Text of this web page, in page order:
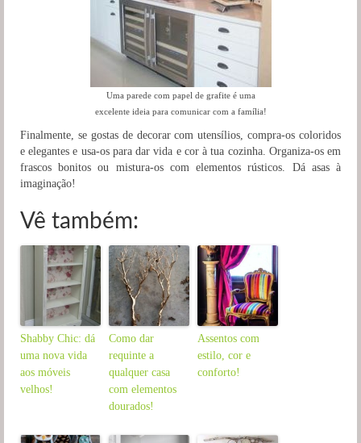
Uma parede com papel de grafite é uma
excelente ideia para comunicar com a família!
Finalmente, se gostas de decorar com utensílios, compra-os coloridos
e elegantes e usa-os para dar vida e cor à tua cozinha. Organiza-os em
frascos bonitos ou mistura-os com elementos rústicos. Dá asas à
imaginação!
Vê também:
Shabby Chic: dá
uma nova vida
aos móveis
velhos!
Como dar
requinte a
qualquer casa
com elementos
dourados!
Assentos com
estilo, cor e
conforto!